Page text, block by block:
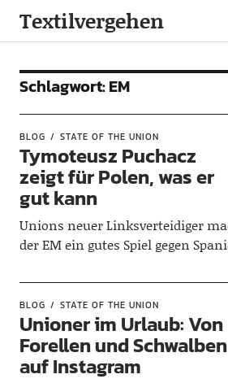
Textilvergehen
Schlagwort:EM
BLOG STATE OF THE UNION
Tymoteusz Puchacz
zeigt für Polen, was er
gut kann
Unions neuer Linksverteidiger
der EM ein gutes Spiel gegen
BLOG STATE OF THE UNION
Unioner im Urlaub: Von
Forellen und Schwalben
auf Instagram